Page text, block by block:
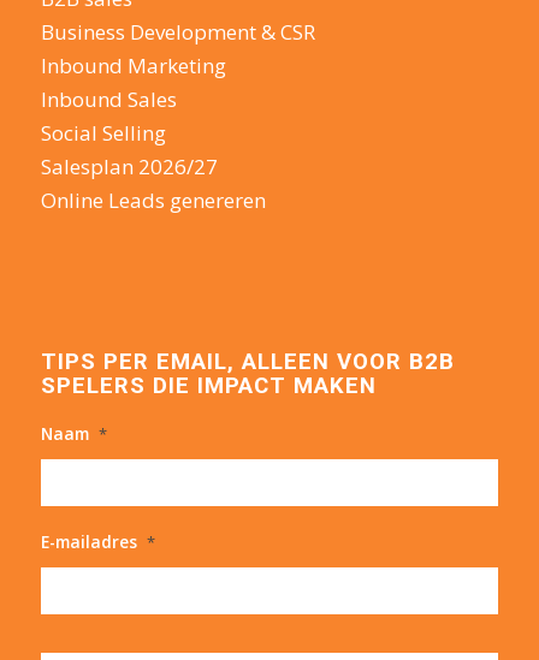
Business Development & CSR
Inbound Marketing
Inbound Sales
Social Selling
Salesplan 2026/27
Online Leads genereren
TIPS PER EMAIL, ALLEEN VOOR B2B
SPELERS DIE IMPACT MAKEN
Naam *
E-mailadres *